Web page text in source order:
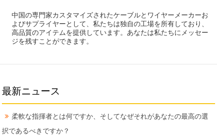
中国の専門家カスタマイズされたケーブルとワイヤーメーカーお
よびサプライヤーとして、私たちは独自の工場を所有しており、
高品質のアイテムを提供しています。あなたは私たちにメッセー
ジを残すことができます。
最新ニュース
柔軟な指揮者とは何ですか、そしてなぜそれがあなたの最高の選
択であるべきですか？